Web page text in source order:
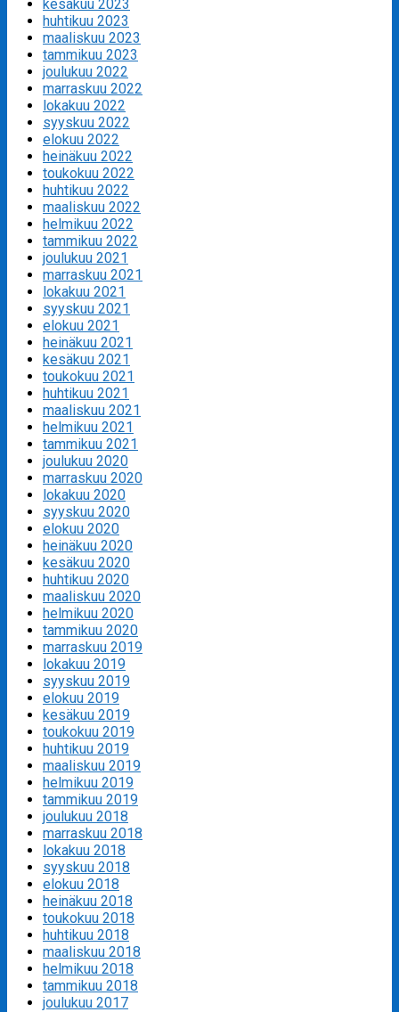
kesäkuu 2023
huhtikuu 2023
maaliskuu 2023
tammikuu 2023
joulukuu 2022
marraskuu 2022
lokakuu 2022
syyskuu 2022
elokuu 2022
heinäkuu 2022
toukokuu 2022
huhtikuu 2022
maaliskuu 2022
helmikuu 2022
tammikuu 2022
joulukuu 2021
marraskuu 2021
lokakuu 2021
syyskuu 2021
elokuu 2021
heinäkuu 2021
kesäkuu 2021
toukokuu 2021
huhtikuu 2021
maaliskuu 2021
helmikuu 2021
tammikuu 2021
joulukuu 2020
marraskuu 2020
lokakuu 2020
syyskuu 2020
elokuu 2020
heinäkuu 2020
kesäkuu 2020
huhtikuu 2020
maaliskuu 2020
helmikuu 2020
tammikuu 2020
marraskuu 2019
lokakuu 2019
syyskuu 2019
elokuu 2019
kesäkuu 2019
toukokuu 2019
huhtikuu 2019
maaliskuu 2019
helmikuu 2019
tammikuu 2019
joulukuu 2018
marraskuu 2018
lokakuu 2018
syyskuu 2018
elokuu 2018
heinäkuu 2018
toukokuu 2018
huhtikuu 2018
maaliskuu 2018
helmikuu 2018
tammikuu 2018
joulukuu 2017